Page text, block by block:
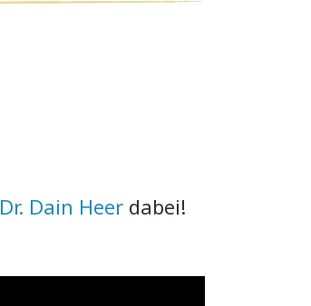
Dr. Dain Heer dabei!